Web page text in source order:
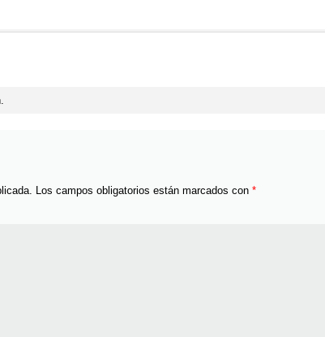
Los campos obligatorios están marcados con *